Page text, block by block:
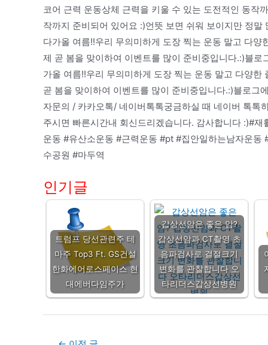
코어 근력 운동상체 근력을 키울 수 있는 도전적인 동작
작까지 준비되어 있어요 :)언뜻 보면 쉬워 보이지만 정
다가올 여름!!우리 무의미하게 도장 찍는 운동 말고 다
제 곧 봄을 맞이하여 이벤트를 많이 준비중입니다.:)블
가올 여름!!우리 무의미하게 도장 찍는 운동 말고 다양
곧 봄을 맞이하여 이벤트를 많이 준비중입니다.:)블로
자문의 / 카카오톡/ 네이버톡톡궁금하실 때 네이버 톡톡
주시면 빠른시간내 회신드리겠습니다. 감사합니다 :)#
운동 #유산소운동 #근력운동 #pt #집안일하는남자운
수공원 #마두역
인기글
트럼프 당선관련주 테
마주 Top3 Ft. GS건설
한화에어로스페이스 현
대에버다임주가
갑상선암은 좋은 암?
갑상선암과 CT촬영 초
음파검사로 결절크기
변화를 관찰합니다 오
타리더스갑상선병원
Post